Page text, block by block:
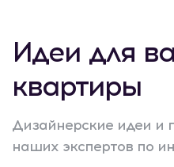
Идеи для
квартиры
Дизайнерские идеи и
наших экспертов по